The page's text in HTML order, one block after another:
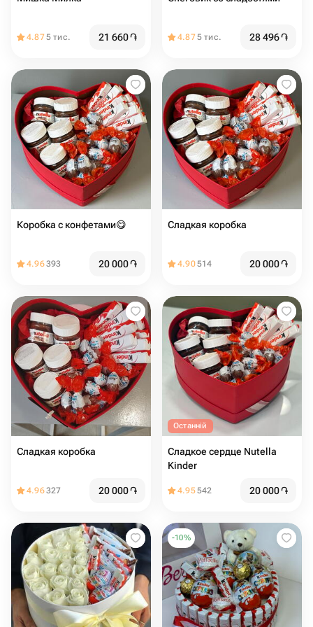
4.875 тис. 21 660֏ 4.875 тис. 28 496֏
Коробка с конфетами😋
4.96393 20 000֏
Сладкая коробка ️
4.90514 20 000֏
Сладкая коробка
4.96327 20 000֏
Останній
Сладкое сердце Nutella
Kinder
4.95542 20 000֏
-10%